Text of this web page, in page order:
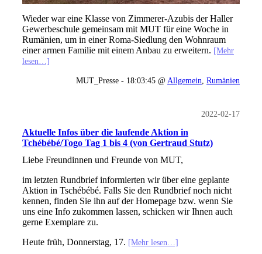
Wieder war eine Klasse von Zimmerer-Azubis der Haller
Gewerbeschule gemeinsam mit MUT für eine Woche in
Rumänien, um in einer Roma-Siedlung den Wohnraum
einer armen Familie mit einem Anbau zu erweitern. [Mehr
lesen…]
MUT_Presse - 18:03:45 @ Allgemein ,Rumänien
2022-02-17
Aktuelle Infos über die laufende Aktion in
Tchébébé/Togo Tag 1 bis 4 (von Gertraud Stutz)
Liebe Freundinnen und Freunde von MUT,
im letzten Rundbrief informierten wir über eine geplante
Aktion in Tschébébé. Falls Sie den Rundbrief noch nicht
kennen, finden Sie ihn auf der Homepage bzw. wenn Sie
uns eine Info zukommen lassen, schicken wir Ihnen auch
gerne Exemplare zu.
Heute früh, Donnerstag, 17. [Mehr lesen…]